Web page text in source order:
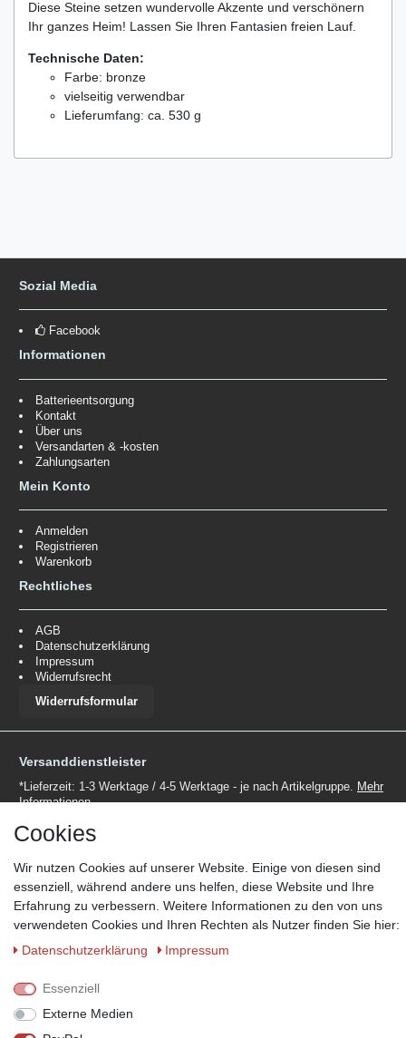
Diese Steine setzen wundervolle Akzente und verschönern
Ihr ganzes Heim! Lassen Sie Ihren Fantasien freien Lauf.
Technische Daten:
Farbe: bronze
vielseitig verwendbar
Lieferumfang: ca. 530 g
Sozial Media
Facebook
Informationen
Batterieentsorgung
Kontakt
Über uns
Versandarten & -kosten
Zahlungsarten
Mein Konto
Anmelden
Registrieren
Warenkorb
Rechtliches
AGB
Datenschutzerklärung
Impressum
Widerrufsrecht
Widerrufsformular
Versanddienstleister
*Lieferzeit: 1-3 Werktage / 4-5 Werktage - je nach Artikelgruppe. Mehr
Informationen
Zahlungsmöglichkeiten
Zahlungsarten auszuschließen.Mehr Informationen
Cookies
Wir nutzen Cookies auf unserer Website. Einige von diesen sind
essenziell, während andere uns helfen, diese Website und Ihre
Erfahrung zu verbessern. Weitere Informationen zu den von uns
verwendeten Cookies und Ihren Rechten als Nutzer finden Sie hier:
Daten­schutz­erklärung
Impressum
Essenziell
Externe Medien